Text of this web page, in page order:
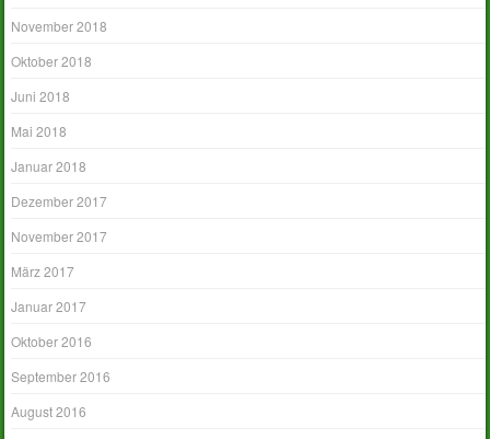
November 2018
Oktober 2018
Juni 2018
Mai 2018
Januar 2018
Dezember 2017
November 2017
März 2017
Januar 2017
Oktober 2016
September 2016
August 2016